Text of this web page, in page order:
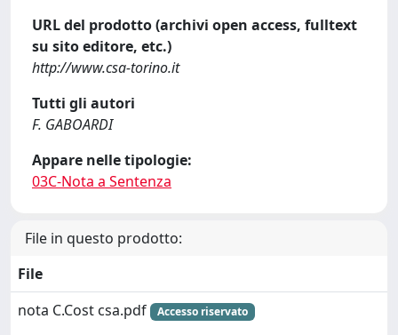
URL del prodotto (archivi open access, fulltext
su sito editore, etc.)
http://www.csa-torino.it
Tutti gli autori
F. GABOARDI
Appare nelle tipologie:
03C-Nota a Sentenza
File in questo prodotto:
File
nota C.Cost csa.pdf
Accesso riservato